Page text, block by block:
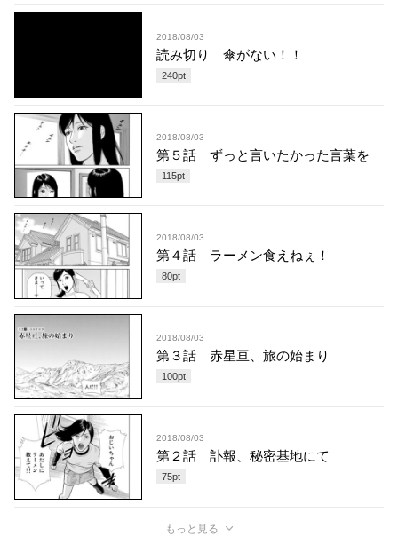
2018/08/03
読み切り 傘がない！！
240pt
2018/08/03
第５話 ずっと言いたかった言葉を
115pt
2018/08/03
第４話 ラーメン食えねぇ！
80pt
2018/08/03
第３話 赤星亘、旅の始まり
100pt
2018/08/03
第２話 訃報、秘密基地にて
75pt
もっと見る